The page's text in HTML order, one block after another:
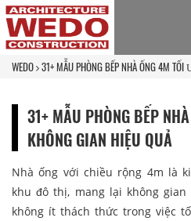
WEDO 31+ MẪU PHÒNG BẾP NHÀ ỐNG 4M​ TỐI
31+ MẪU PHÒNG BẾP
KHÔNG GIAN HIỆU QUẢ
Nhà ống với chiều rộng 4m là
khu đô thị, mang lại không
không ít thách thức trong việc